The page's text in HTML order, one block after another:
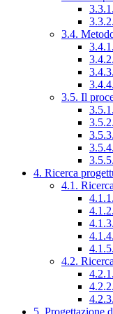
3.4.
3.5. Il
4. Ricerca
4.1.
4.2.
5. Progettazione